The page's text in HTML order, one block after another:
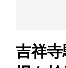
吉祥